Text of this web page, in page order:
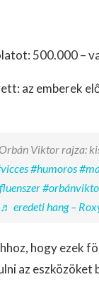
500.000 –
az emberek
Orbán Viktor rajza:
#humoros
♬ eredeti hang –
hogy ezek
az